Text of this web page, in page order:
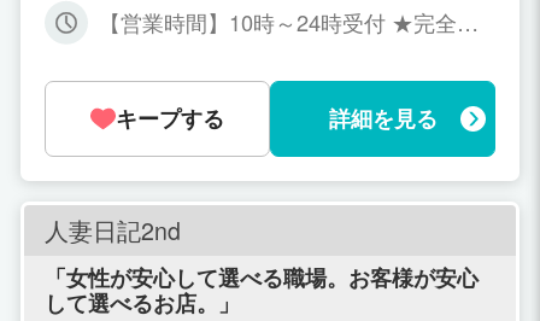
【営業時間】10時～24時受付 ★完全自
いただければ大丈夫です(*‘∀‘)
キープする 詳細を見る
人妻日記2nd
「女性が安心して選べる職場。お客様が安心
して選べるお店。」